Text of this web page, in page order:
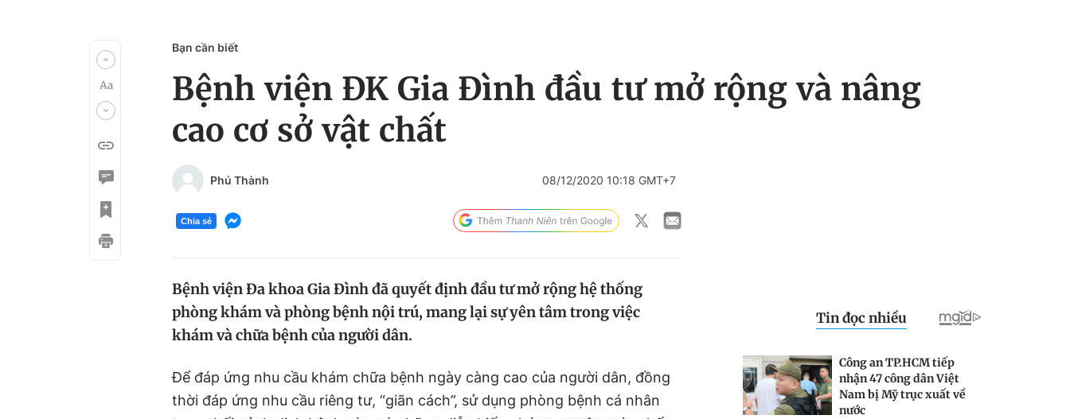
Bạn cần biết
Bệnh viện ĐK Gia Đình đầu tư mở rộng và nâng
cao cơ sở vật chất
Phú Thành 08/12/2020 10:18 GMT+7
Chia sẻ
Bệnh viện Đa khoa Gia Đình đã quyết định đầu tư mở rộng hệ thống
phòng khám và phòng bệnh nội trú, mang lại sự yên tâm trong việc
khám và chữa bệnh của người dân.
Để đáp ứng nhu cầu khám chữa bệnh ngày càng cao của người dân, đồng
thời đáp ứng nhu cầu riêng tư, “giãn cách”, sử dụng phòng bệnh cá nhân